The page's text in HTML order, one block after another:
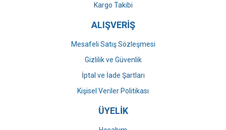
Gönder
Kargo Takibi
ALIŞVERİŞ
Mesafeli Satış Sözleşmesi
Gizlilik ve Güvenlik
İptal ve İade Şartları
Kişisel Veriler Politikası
ÜYELİK